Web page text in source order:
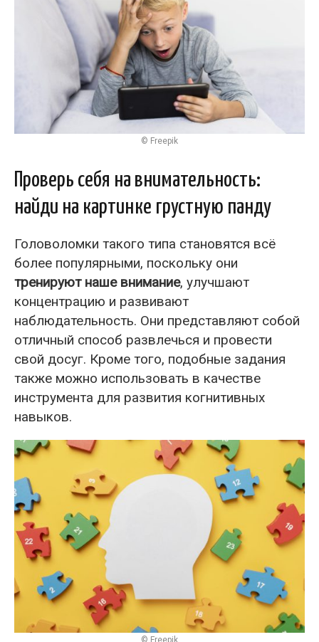
© Freepik
Проверь себя на внимательность:
найди на картинке грустную панду
Головоломки такого типа становятся всё
более популярными, поскольку они
тренируют наше внимание, улучшают
концентрацию и развивают
наблюдательность. Они представляют собой
отличный способ развлечься и провести
свой досуг. Кроме того, подобные задания
также можно использовать в качестве
инструмента для развития когнитивных
навыков.